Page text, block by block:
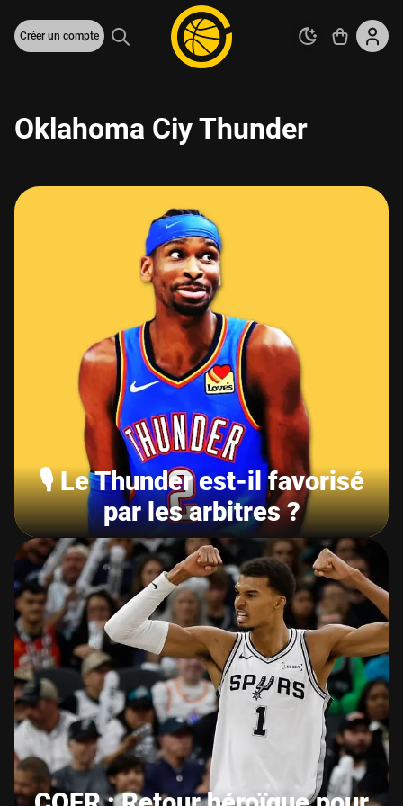
Créer un compte
Oklahoma Ciy Thunder
🎙️ Le Thunder est-il favorisé
par les arbitres ?